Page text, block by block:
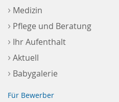
› Medizin
› Pflege und Beratung
› Ihr Aufenthalt
› Aktuell
› Babygalerie
Für Bewerber